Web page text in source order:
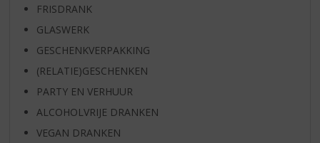
FRISDRANK
GLASWERK
GESCHENKVERPAKKING
(RELATIE)GESCHENKEN
PARTY EN VERHUUR
ALCOHOLVRIJE DRANKEN
VEGAN DRANKEN